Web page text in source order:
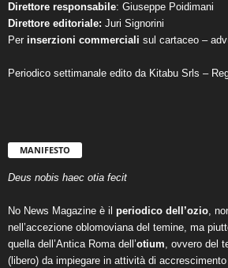
Direttore responsabile: Giuseppe Poidimani
Direttore editoriale: Juri Signorini
Per inserzioni commerciali sul cartaceo –
Periodico settimanale edito da Kitabu Srls –
MANIFESTO
Deus nobis haec otia fecit
No News Magazine è il periodico dell’ozio,
nell’accezione oblomoviana del temine, ma
quella dell’Antica Roma dell’otium, ovvero del
(libero) da impiegare in attività di accrescimento